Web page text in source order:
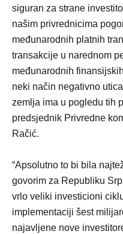
siguran za strane
našim privrednicima
međunarodnih platnih
transakcije u narednom
međunarodnih
neki način negativno
zemlja ima u pogledu tih
predsjednik Privredne
Račić.
“Apsolutno to bi bila
govorim za Republiku
vrlo veliki investicioni
implementaciji šest
najavljene nove